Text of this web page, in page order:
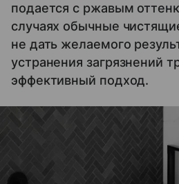
подается с ржавым
случаях обычные
не дать желаемого
устранения загрязнений
эффективный подход.